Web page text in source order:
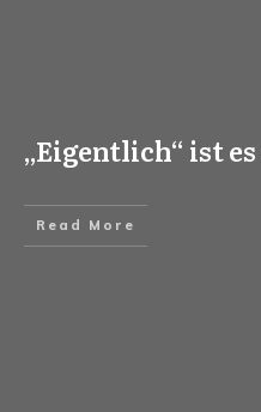
„Eigentlich“ ist
Read More